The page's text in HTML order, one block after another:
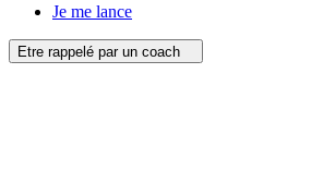
Je me lance
Etre rappelé par un coach